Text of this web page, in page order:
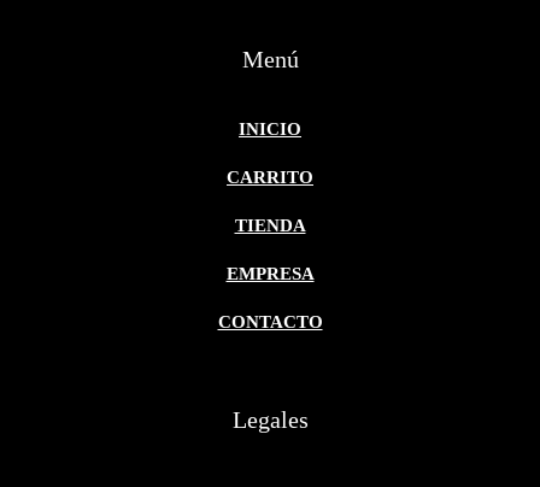
Menú
INICIO
CARRITO
TIENDA
EMPRESA
CONTACTO
Legales